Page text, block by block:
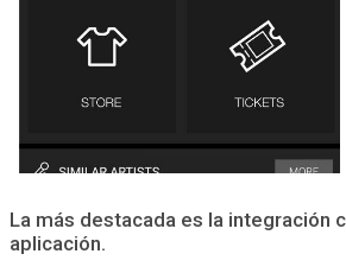
La más destacada es la integración
aplicación.